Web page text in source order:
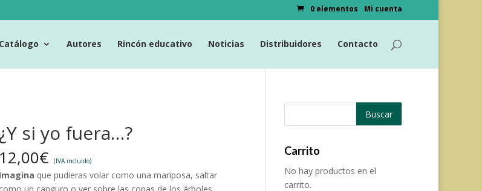
Mi cuenta
0 elementos
Catálogo Autores Rincón educativo Noticias Distribuidores Contacto
¿Y si yo fuera…?
12,00€ (IVA incluido)
Imagina que pudieras volar como una mariposa, saltar
Carrito
No hay productos en el
carrito.